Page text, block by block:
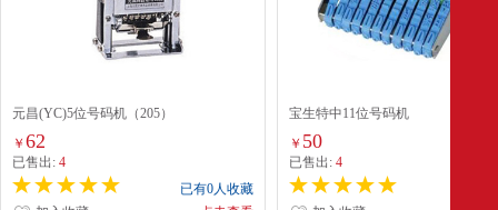
元昌(YC)5位号码机（205）
￥ 62
已售出: 4
已有0人收藏
宝生特中11位号码机
￥ 50
已售出:4